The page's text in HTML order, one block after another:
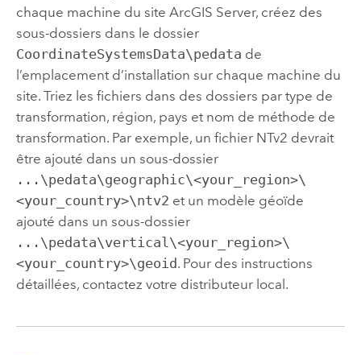
chaque machine du site ArcGIS Server, créez des
sous-dossiers dans le dossier
CoordinateSystemsData\pedata de
l’emplacement d’installation sur chaque machine du
site.Triez les fichiers dans des dossiers par type de
transformation, région, pays et nom de méthode de
transformation. Par exemple, un fichier NTv2 devrait
être ajouté dans un sous-dossier
...\pedata\geographic\<your_region>\
<your_country>\ntv2 et un modèle géoïde
ajouté dans un sous-dossier
...\pedata\vertical\<your_region>\
<your_country>\geoid. Pour des instructions
détaillées, contactez votre distributeur local.